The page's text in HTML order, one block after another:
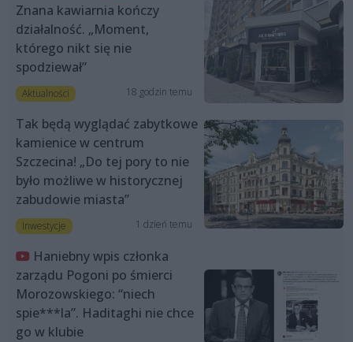
Znana kawiarnia kończy
działalność. „Moment,
którego nikt się nie
spodziewał”
Aktualności 18 godzin temu
Tak będą wyglądać zabytkowe
kamienice w centrum
Szczecina! „Do tej pory to nie
było możliwe w historycznej
zabudowie miasta”
Inwestycje 1 dzień temu
Haniebny wpis członka
zarządu Pogoni po śmierci
Morozowskiego: “niech
spie***la”. Haditaghi nie chce
go w klubie